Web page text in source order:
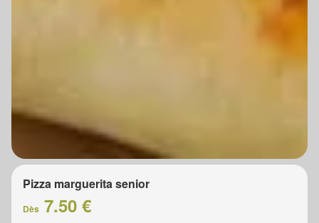
Pizza marguerita senior
Dès 7.50 €